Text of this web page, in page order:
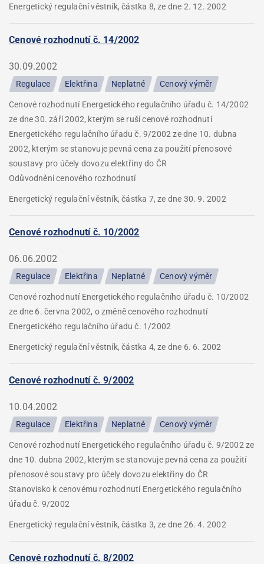
Energetický regulační věstník, částka 8, ze dne 2. 12. 2002
Cenové rozhodnutí č. 14/2002
30.09.2002
Regulace Elektřina Neplatné Cenový výměr
Cenové rozhodnutí Energetického regulačního úřadu č. 14/2002
ze dne 30. září 2002, kterým se ruší cenové rozhodnutí
Energetického regulačního úřadu č. 9/2002 ze dne 10. dubna
2002, kterým se stanovuje pevná cena za použití přenosové
soustavy pro účely dovozu elektřiny do ČR
Odůvodnění cenového rozhodnutí
Energetický regulační věstník, částka 7, ze dne 30. 9. 2002
Cenové rozhodnutí č. 10/2002
06.06.2002
Regulace Elektřina Neplatné Cenový výměr
Cenové rozhodnutí Energetického regulačního úřadu č. 10/2002
ze dne 6. června 2002, o změně cenového rozhodnutí
Energetického regulačního úřadu č. 1/2002
Energetický regulační věstník, částka 4, ze dne 6. 6. 2002
Cenové rozhodnutí č. 9/2002
10.04.2002
Regulace Elektřina Neplatné Cenový výměr
Cenové rozhodnutí Energetického regulačního úřadu č. 9/2002 ze
dne 10. dubna 2002, kterým se stanovuje pevná cena za použití
přenosové soustavy pro účely dovozu elektřiny do ČR
Stanovisko k cenovému rozhodnutí Energetického regulačního
úřadu č. 9/2002
Energetický regulační věstník, částka 3, ze dne 26. 4. 2002
Cenové rozhodnutí č. 8/2002